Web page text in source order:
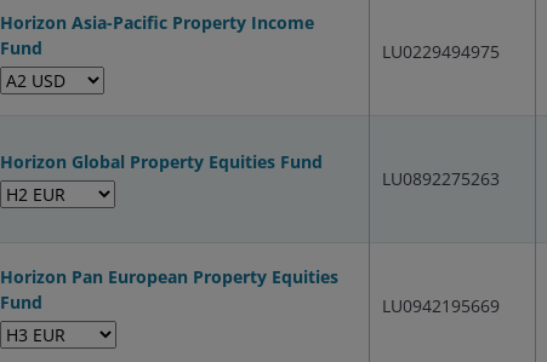
Horizon Asia-Pacific Property Income
Fund
LU0229494975
Horizon Global Property Equities Fund
LU0892275263
Horizon Pan European Property Equities
Fund
LU0942195669